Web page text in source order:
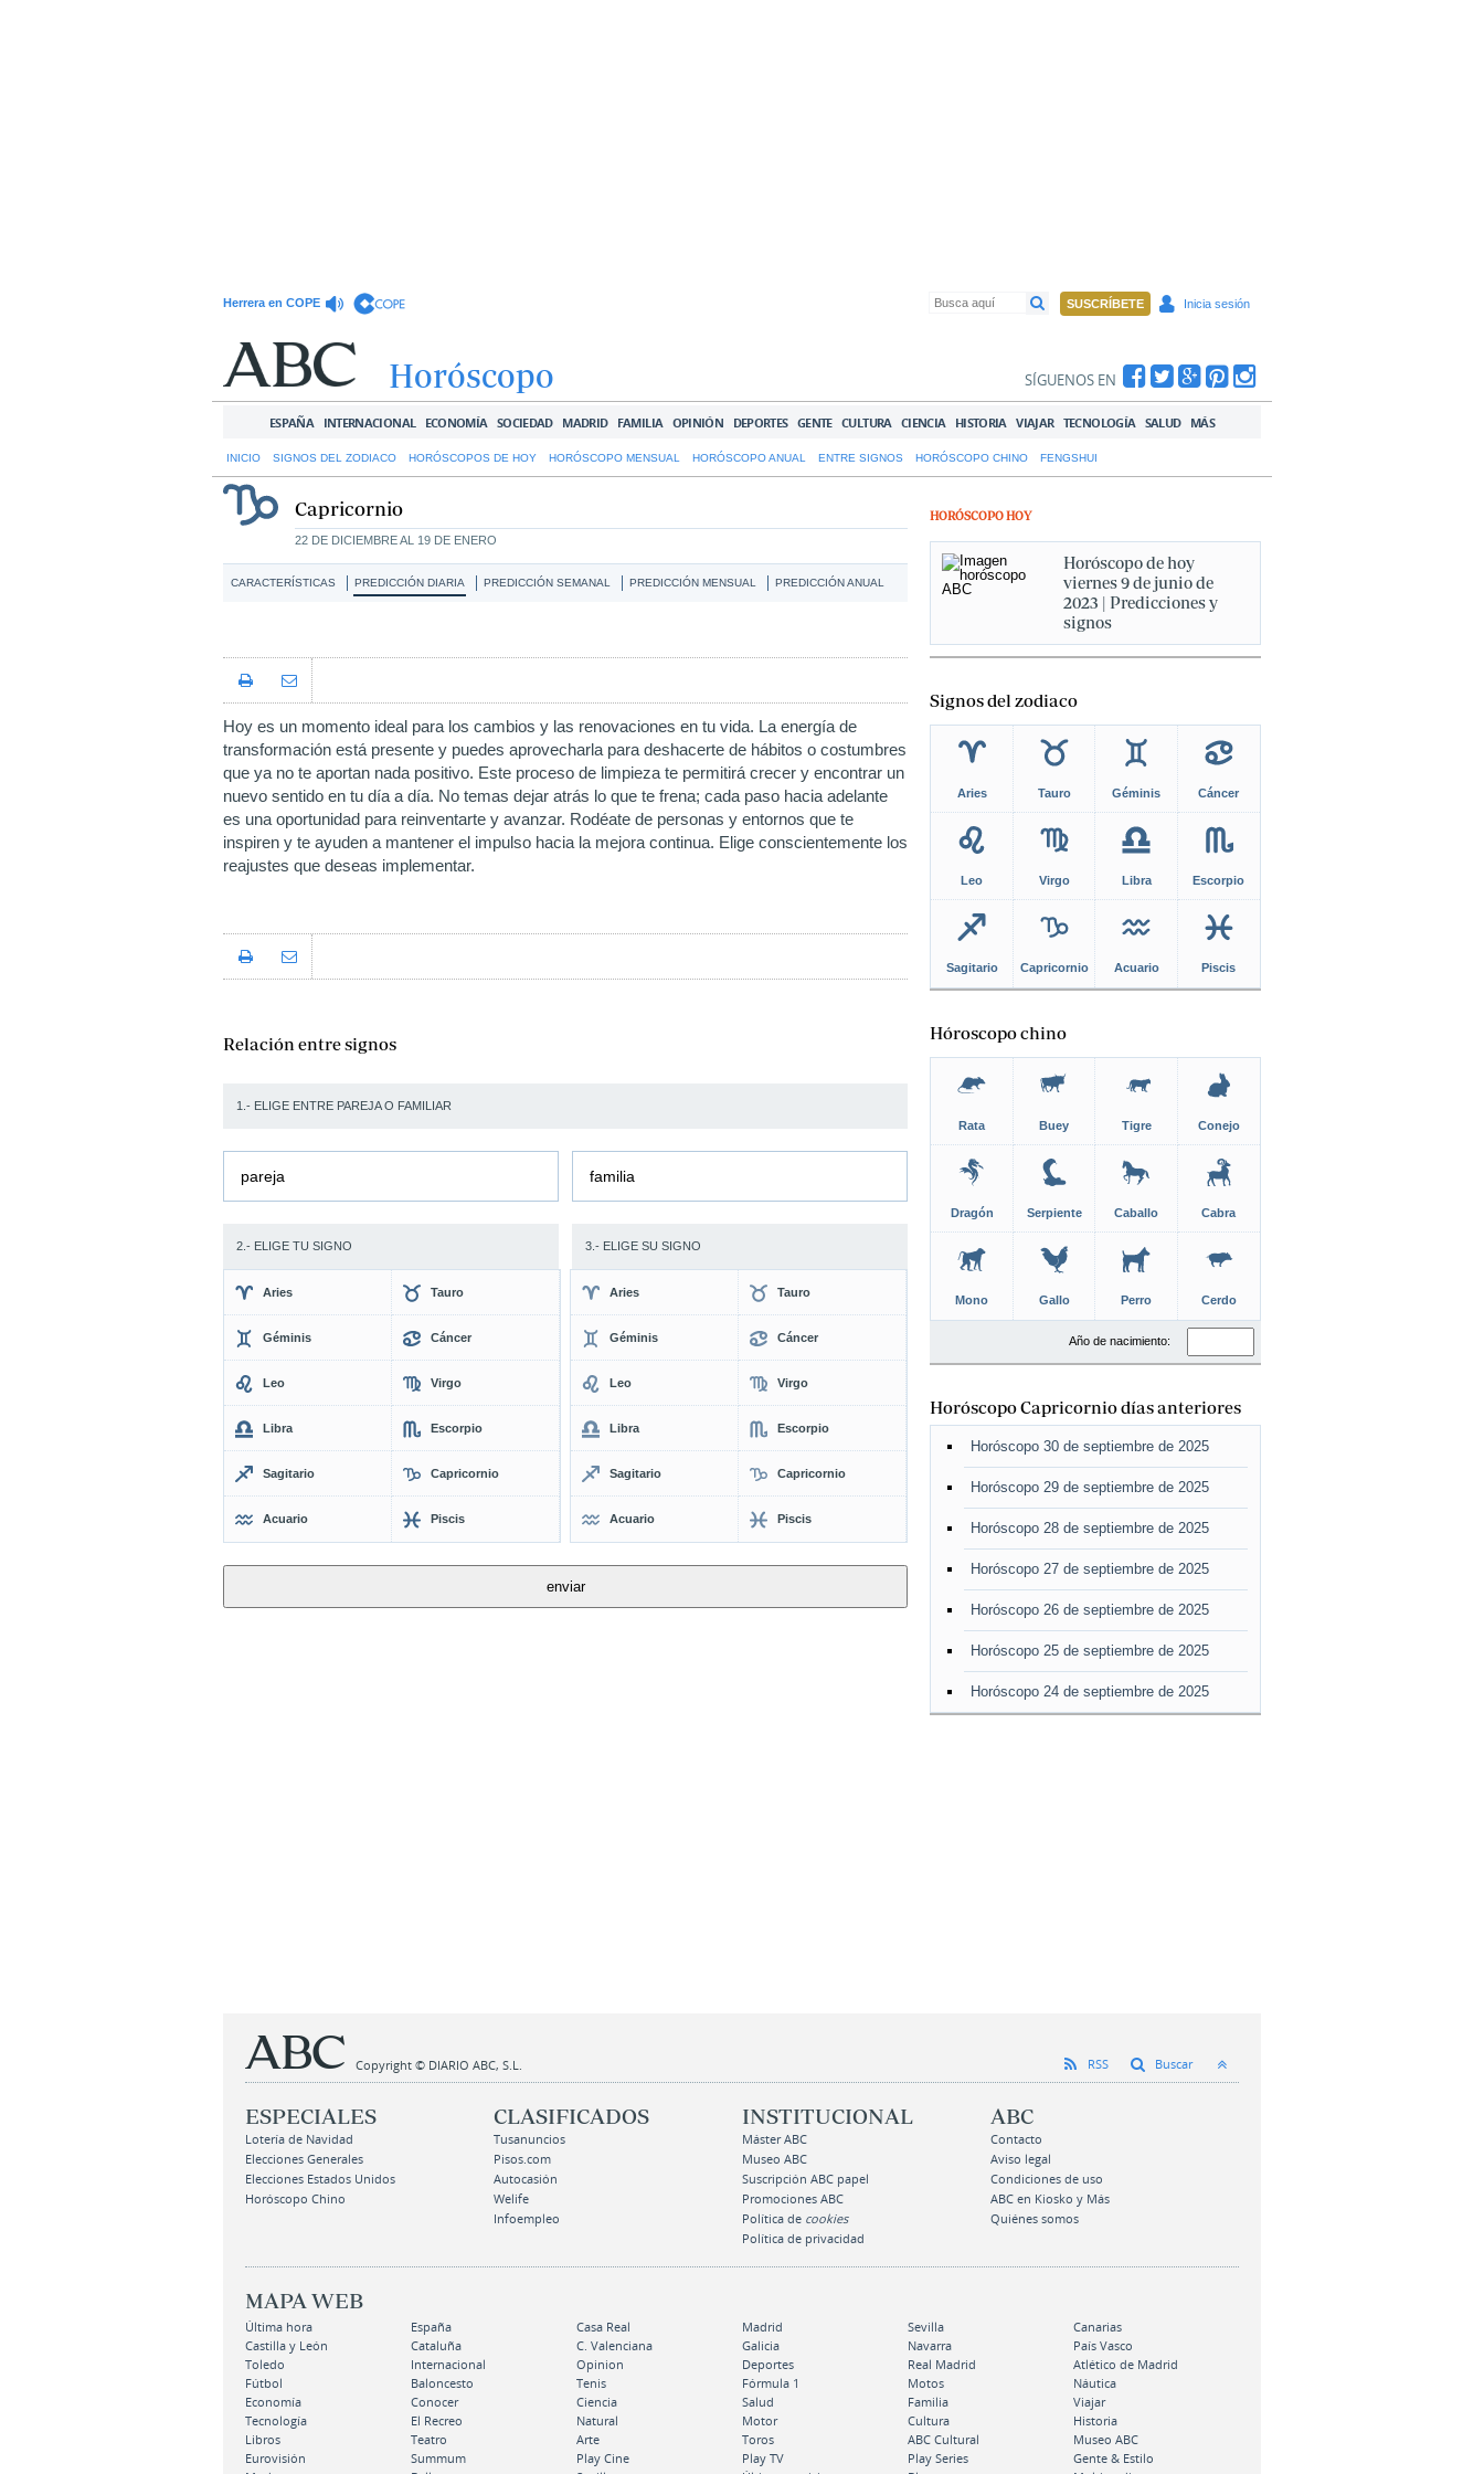
SUSCRÍBETE Inicia sesión
Herrera en COPE
SÍGUENOS EN
ESPAÑA INTERNACIONAL ECONOMÍA SOCIEDAD MADRID FAMILIA OPINIÓN DEPORTES GENTE CULTURA CIENCIA HISTORIA VIAJAR TECNOLOGÍA SALUD MÁS
INICIO SIGNOS DEL ZODIACO HORÓSCOPOS DE HOY HORÓSCOPO MENSUAL HORÓSCOPO ANUAL ENTRE SIGNOS HORÓSCOPO CHINO FENGSHUI
Horóscopo
Capricornio
22 DE DICIEMBRE AL 19 DE ENERO
CARACTERÍSTICAS PREDICCIÓN DIARIA PREDICCIÓN SEMANAL PREDICCIÓN MENSUAL PREDICCIÓN ANUAL
Hoy es un momento ideal para los cambios y las renovaciones en tu vida. La energía de
transformación está presente y puedes aprovecharla para deshacerte de hábitos o costumbres
que ya no te aportan nada positivo. Este proceso de limpieza te permitirá crecer y encontrar un
nuevo sentido en tu día a día. No temas dejar atrás lo que te frena; cada paso hacia adelante
es una oportunidad para reinventarte y avanzar. Rodéate de personas y entornos que te
inspiren y te ayuden a mantener el impulso hacia la mejora continua. Elige conscientemente los
reajustes que deseas implementar.
Relación entre signos
1.- ELIGE ENTRE PAREJA O FAMILIAR
pareja familia
2.- ELIGE TU SIGNO 3.- ELIGE SU SIGNO
Aries Tauro
Géminis Cáncer
Leo Virgo
Libra Escorpio
Sagitario Capricornio
Acuario Piscis
Aries Tauro
Géminis Cáncer
Leo Virgo
Libra Escorpio
Sagitario Capricornio
Acuario Piscis
HORÓSCOPO HOY
Horóscopo de hoy
viernes 9 de junio de
2023 | Predicciones y
signos
Signos del zodiaco
Aries Tauro Géminis Cáncer
Leo Virgo Libra Escorpio
Sagitario Capricornio Acuario Piscis
Hóroscopo chino
Rata Buey Tigre Conejo
Dragón Serpiente Caballo Cabra
Mono Gallo Perro Cerdo
Año de nacimiento:
Horóscopo Capricornio días anteriores
Horóscopo 30 de septiembre de 2025
Horóscopo 29 de septiembre de 2025
Horóscopo 28 de septiembre de 2025
Horóscopo 27 de septiembre de 2025
Horóscopo 26 de septiembre de 2025
Horóscopo 25 de septiembre de 2025
Horóscopo 24 de septiembre de 2025
Copyright © DIARIO ABC, S.L. RSS Buscar
ESPECIALES
Lotería de Navidad
Elecciones Generales
Elecciones Estados Unidos
Horóscopo Chino
CLASIFICADOS
Tusanuncios
Pisos.com
Autocasión
Welife
Infoempleo
INSTITUCIONAL
Máster ABC
Museo ABC
Suscripción ABC papel
Promociones ABC
Política de cookies
Política de privacidad
ABC
Contacto
Aviso legal
Condiciones de uso
ABC en Kiosko y Más
Quiénes somos
MAPA WEB
Última hora España Casa Real Madrid Sevilla
Canarias
Castilla y León
Cataluña C. Valenciana Galicia Navarra
País Vasco
Toledo
Internacional Opinion Deportes Real Madrid
Atlético de Madrid
Fútbol
Baloncesto Tenis Fórmula 1 Motos
Náutica
Economía
Conocer Ciencia Salud Familia
Viajar
Tecnología
El Recreo Natural Motor Cultura
Historia
Libros
Teatro Arte Toros ABC Cultural
Museo ABC
Eurovisión
Summum Play Cine Play TV Play Series
Gente & Estilo